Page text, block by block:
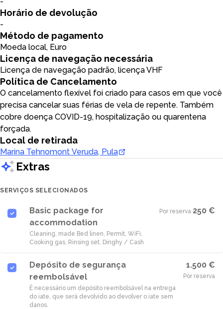
Horário de devolução
-
Método de pagamento
Moeda local, Euro
Licença de navegação necessária
Licença de navegação padrão, licença VHF
Política de Cancelamento
O cancelamento flexível foi criado para casos em que você
precisa cancelar suas férias de vela de repente. Também
cobre doença COVID-19, hospitalização ou quarentena
forçada.
Local de retirada
Marina Tehnomont Veruda, Pula
Extras
SERVIÇOS SELECIONADOS
Basic package for
accommodation
Cleaning, made Bed linen, Permit, WiFi,
Cooking gas, Rinsing set, Dinghy / Cash
Por reserva·250 €
Depósito de segurança
reembolsável
É necessário um depósito reembolsável na entrega
do iate, que será devolvido ao devolver o iate sem
danos.
1.500 €
Por reserva